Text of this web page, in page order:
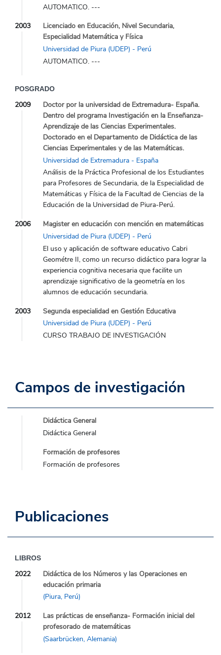
AUTOMATICO. ---
2003
Licenciado en Educación, Nivel Secundaria,
Especialidad Matemática y Física
Universidad de Piura (UDEP) - Perú
AUTOMATICO. ---
POSGRADO
2009
Doctor por la universidad de Extremadura- España.
Dentro del programa Investigación en la Enseñanza-
Aprendizaje de las Ciencias Experimentales.
Doctorado en el Departamento de Didáctica de las
Ciencias Experimentales y de las Matemáticas.
Universidad de Extremadura - España
Análisis de la Práctica Profesional de los Estudiantes
para Profesores de Secundaria, de la Especialidad de
Matemáticas y Física de la Facultad de Ciencias de la
Educación de la Universidad de Piura-Perú.
2006
Magister en educación con mención en matemáticas
Universidad de Piura (UDEP) - Perú
El uso y aplicación de software educativo Cabri
Geométre II, como un recurso didáctico para lograr la
experiencia cognitiva necesaria que facilite un
aprendizaje significativo de la geometría en los
alumnos de educación secundaria.
2003
Segunda especialidad en Gestión Educativa
Universidad de Piura (UDEP) - Perú
CURSO TRABAJO DE INVESTIGACIÓN
Campos de investigación
Didáctica General
Didáctica General
Formación de profesores
Formación de profesores
Publicaciones
LIBROS
2022
Didáctica de los Números y las Operaciones en
educación primaria
(Piura, Perú)
2012
Las prácticas de enseñanza- Formación inicial del
profesorado de matemáticas
(Saarbrücken, Alemania)